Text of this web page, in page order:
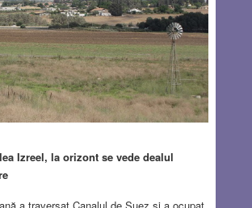
Izreel, la orizont se vede dealul
a traversat Canalul de Suez și a ocupat